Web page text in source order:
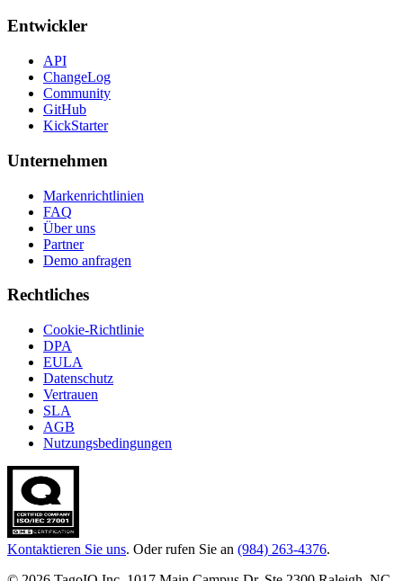
Entwickler
API
ChangeLog
Community
GitHub
KickStarter
Unternehmen
Markenrichtlinien
FAQ
Über uns
Partner
Demo anfragen
Rechtliches
Cookie-Richtlinie
DPA
EULA
Datenschutz
Vertrauen
SLA
AGB
Nutzungsbedingungen
Kontaktieren Sie uns. Oder rufen Sie an (984) 263-4376.